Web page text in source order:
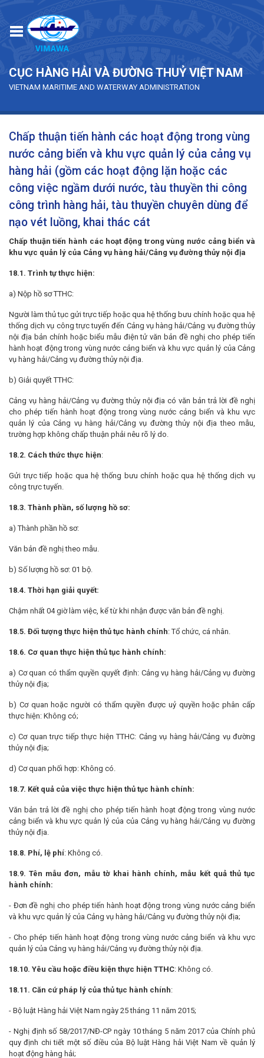
CỤC HÀNG HẢI VÀ ĐƯỜNG THUỶ VIỆT NAM
VIETNAM MARITIME AND WATERWAY ADMINISTRATION
Chấp thuận tiến hành các hoạt động trong vùng
nước cảng biển và khu vực quản lý của cảng vụ
hàng hải (gồm các hoạt động lặn hoặc các
công việc ngầm dưới nước, tàu thuyền thi công
công trình hàng hải, tàu thuyền chuyên dùng để
nạo vét luồng, khai thác cát
Chấp thuận tiến hành các hoạt động trong vùng nước cảng biển và
khu vực quản lý của Cảng vụ hàng hải/Cảng vụ đường thủy nội địa
18.1. Trình tự thực hiện:
a) Nộp hồ sơ TTHC:
Người làm thủ tục gửi trực tiếp hoặc qua hệ thống bưu chính hoặc qua hệ
thống dịch vụ công trực tuyến đến Cảng vụ hàng hải/Cảng vụ đường thủy
nội địa bản chính hoặc biểu mẫu điện tử văn bản đề nghị cho phép tiến
hành hoạt động trong vùng nước cảng biển và khu vực quản lý của Cảng
vụ hàng hải/Cảng vụ đường thủy nội địa.
b) Giải quyết TTHC:
Cảng vụ hàng hải/Cảng vụ đường thủy nội địa có văn bản trả lời đề nghị
cho phép tiến hành hoạt động trong vùng nước cảng biển và khu vực
quản lý của Cảng vụ hàng hải/Cảng vụ đường thủy nội địa theo mẫu,
trường hợp không chấp thuận phải nêu rõ lý do.
18.2. Cách thức thực hiện:
Gửi trực tiếp hoặc qua hệ thống bưu chính hoặc qua hệ thống dịch vụ
công trực tuyến.
18.3. Thành phần, số lượng hồ sơ:
a) Thành phần hồ sơ:
Văn bản đề nghị theo mẫu.
b) Số lượng hồ sơ: 01 bộ.
18.4. Thời hạn giải quyết:
Chậm nhất 04 giờ làm việc, kể từ khi nhận được văn bản đề nghị.
18.5. Đối tượng thực hiện thủ tục hành chính: Tổ chức, cá nhân.
18.6. Cơ quan thực hiện thủ tục hành chính:
a) Cơ quan có thẩm quyền quyết định: Cảng vụ hàng hải/Cảng vụ đường
thủy nội địa;
b) Cơ quan hoặc người có thẩm quyền được uỷ quyền hoặc phân cấp
thực hiện: Không có;
c) Cơ quan trực tiếp thực hiện TTHC: Cảng vụ hàng hải/Cảng vụ đường
thủy nội địa;
d) Cơ quan phối hợp: Không có.
18.7. Kết quả của việc thực hiện thủ tục hành chính:
Văn bản trả lời đề nghị cho phép tiến hành hoạt động trong vùng nước
cảng biển và khu vực quản lý của của Cảng vụ hàng hải/Cảng vụ đường
thủy nội địa.
18.8. Phí, lệ phí: Không có.
18.9. Tên mẫu đơn, mẫu tờ khai hành chính, mẫu kết quả thủ tục
hành chính:
- Đơn đề nghị cho phép tiến hành hoạt động trong vùng nước cảng biển
và khu vực quản lý của Cảng vụ hàng hải/Cảng vụ đường thủy nội địa;
- Cho phép tiến hành hoạt động trong vùng nước cảng biển và khu vực
quản lý của Cảng vụ hàng hải/Cảng vụ đường thủy nội địa.
18.10. Yêu cầu hoặc điều kiện thực hiện TTHC: Không có.
18.11. Căn cứ pháp lý của thủ tục hành chính:
- Bộ luật Hàng hải Việt Nam ngày 25 tháng 11 năm 2015;
- Nghị định số 58/2017/NĐ-CP ngày 10 tháng 5 năm 2017 của Chính phủ
quy định chi tiết một số điều của Bộ luật Hàng hải Việt Nam về quản lý
hoạt động hàng hải;